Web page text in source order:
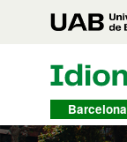
Barcelona
Toggle navbar